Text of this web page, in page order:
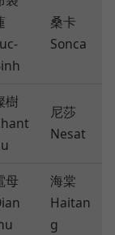
桑卡
Sonca
樹
尼莎
Nesat
母
海棠
Haitan
g